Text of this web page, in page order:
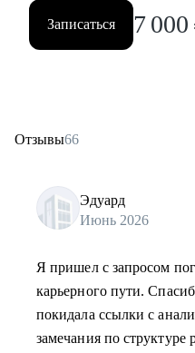
Записаться 7 000
Отзывы66
Эдуард
Июнь 2026
Я пришел с запросом
карьерного пути.
покидала ссылки с
замечания по